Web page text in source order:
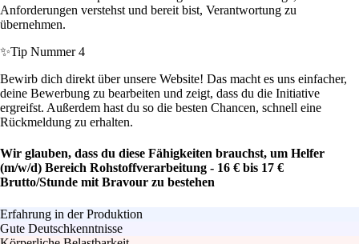
Anforderungen verstehst und bereit bist, Verantwortung zu
übernehmen.
✨Tip Nummer 4
Bewirb dich direkt über unsere Website! Das macht es uns einfacher,
deine Bewerbung zu bearbeiten und zeigt, dass du die Initiative
ergreifst. Außerdem hast du so die besten Chancen, schnell eine
Rückmeldung zu erhalten.
Wir glauben, dass du diese Fähigkeiten brauchst, um Helfer
(m/w/d) Bereich Rohstoffverarbeitung - 16 € bis 17 €
Brutto/Stunde mit Bravour zu bestehen
Erfahrung in der Produktion
Gute Deutschkenntnisse